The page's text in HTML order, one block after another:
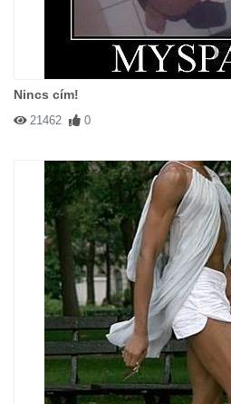
Nincs cím!
21462 0